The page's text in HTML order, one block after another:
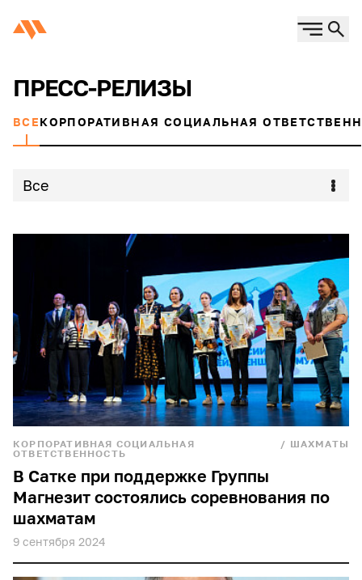
ПРЕСС-РЕЛИЗЫ
ВСЕКОРПОРАТИВНАЯ СОЦИАЛЬНАЯ
Все
КОРПОРАТИВНАЯ СОЦИАЛЬНАЯ
ОТВЕТСТВЕННОСТЬ
/ ШАХМАТЫ
В Cатке при поддержке Группы
Магнезит состоялись соревнования по
шахматам
9 сентября 2024